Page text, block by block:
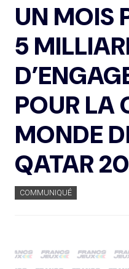
UN MOIS
5
POUR LA
MONDE
QATAR
COMMUNIQUÉ